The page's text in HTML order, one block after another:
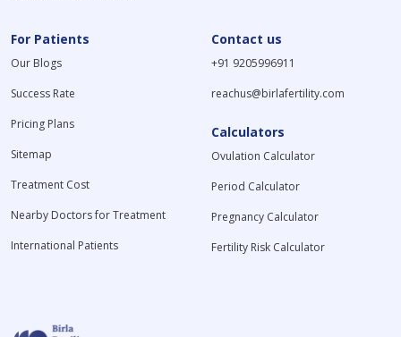
For Patients
Our Blogs
Success Rate
Pricing Plans
Sitemap
Treatment Cost
Nearby Doctors for Treatment
International Patients
Contact us
+91 9205996911
reachus@birlafertility.com
Calculators
Ovulation Calculator
Period Calculator
Pregnancy Calculator
Fertility Risk Calculator